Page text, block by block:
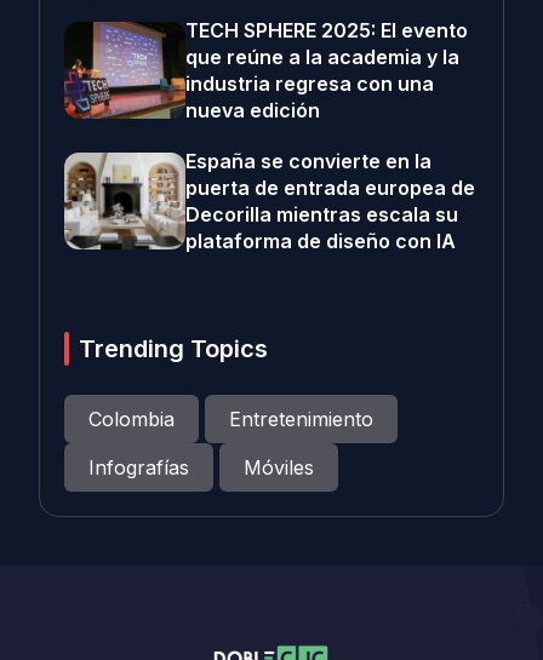
TECH SPHERE 2025: El evento
que reúne a la academia y la
industria regresa con una
nueva edición
España se convierte en la
puerta de entrada europea de
Decorilla mientras escala su
plataforma de diseño con IA
Trending Topics
Colombia
Entretenimiento
Infografías
Móviles